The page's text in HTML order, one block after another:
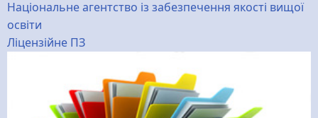
Національне агентство із забезпечення якості вищої
освіти
Ліцензійне ПЗ